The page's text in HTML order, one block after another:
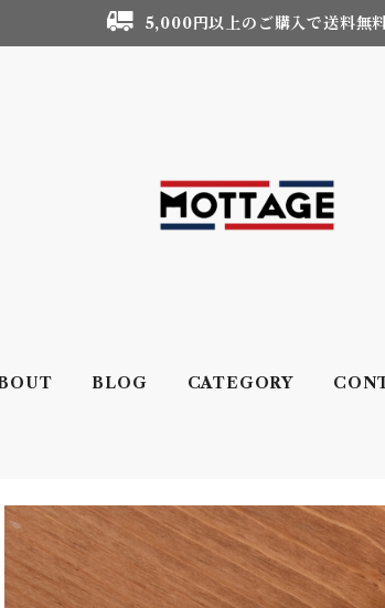
5,000円以上のご購入で送料無
BLOG CATEGORY